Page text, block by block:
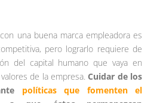
una buena marca empleadora es
pero lograrlo requiere de
del capital humano que vaya en
de la empresa. Cuidar de los
políticas que fomenten el